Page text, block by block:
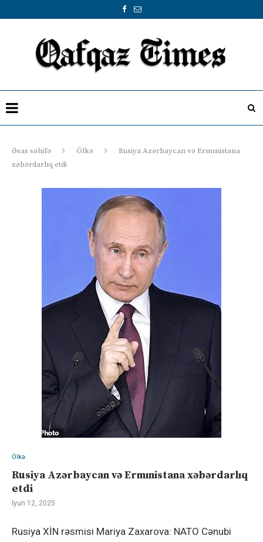
Əsas səhifə Ölkə
Rusiya Azərbaycan və Ermınistana
xəbərdarlıq etdi
Ölkə
Rusiya Azərbaycan və Ermınistana xəbərdarlıq
etdi
İyun 12, 2025
Rusiya XİN rəsmisi Mariya Zaxarova: NATO Cənubi